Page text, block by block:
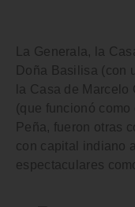
La Generala , la
Doña Basilisa (con
la Casa de Marcelo
(que funcionó como
Peña , fueron otras
con capital indiano
espectaculares